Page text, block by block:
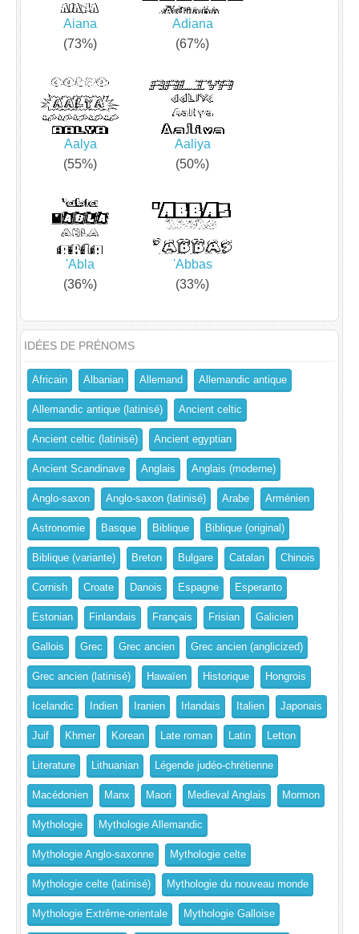
Aiana
(73%)
Adiana
(67%)
Aalya
(55%)
Aaliya
(50%)
'Abla
(36%)
'Abbas
(33%)
IDÉES DE PRÉNOMS
Africain Albanian Allemand Allemandic antique
Allemandic antique (latinisé) Ancient celtic
Ancient celtic (latinisé) Ancient egyptian
Ancient Scandinave Anglais Anglais (moderne)
Anglo-saxon Anglo-saxon (latinisé) Arabe Arménien
Astronomie Basque Biblique Biblique (original)
Biblique (variante) Breton Bulgare Catalan Chinois
Cornish Croate Danois Espagne Esperanto
Estonian Finlandais Français Frisian Galicien
Gallois Grec Grec ancien Grec ancien (anglicized)
Grec ancien (latinisé) Hawaïen Historique Hongrois
Icelandic Indien Iranien Irlandais Italien Japonais
Juif Khmer Korean Late roman Latin Letton
Literature Lithuanian Légende judéo-chrétienne
Macédonien Manx Maori Medieval Anglais Mormon
Mythologie Mythologie Allemandic
Mythologie Anglo-saxonne Mythologie celte
Mythologie celte (latinisé) Mythologie du nouveau monde
Mythologie Extrême-orientale Mythologie Galloise